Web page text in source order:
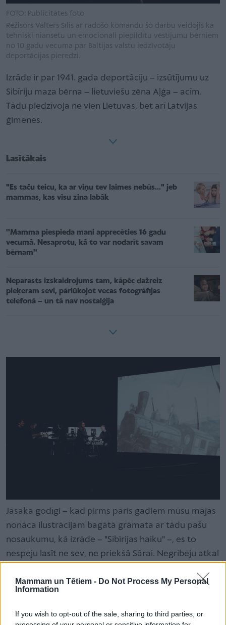
Mammam un Tētiem - Do Not Process My Personal
Information
If you wish to opt-out of the sale, sharing to third parties, or
FOTO: Publicitātes foto
Režisors Valters Sīlis ar radošo komandu šo darbu veidojis kā
tehniski niansētu un emocionāli piepildītu vēstījumu bērniem
no 10 gadu vecuma par Baltijas valstu iedzīvotāju
deportācijas pieredzi.
Izrāde ir par 1941. gada deportāciju – izsūtījumu uz
Sibīriju maza bērna – lietuviešu zēna Aļģa – acīm.
Tādu piedzīvoja ne vien Lietuvas, bet arī Latvijas
ģimenes.
Lasītākais
"Es taču teicu, ka ar viņu tev laimes nebūs..." jeb
mammas, kas visu zina labāk
''Mamma piespieda mani apprecēties 16 gadu
vecumā. Nesaprotu, kā to var nodarīt savam
bērnam''
Neparasts izskaidrojums tam, kāpēc dažreiz
pieķeram sevi, pārlūkojot vecas fotogrāfijas
telefonā – un tā nav nostalģija
Jāsaka godīgi – kad pirms pāris gadiem mūsu mājās
nonāca ilustrācijām bagātā grāmata ar tādu pašu
nosaukumu, kā izrāde – "Sibīrijas haiku" –, es to
nespēju lasīt ne sev, ne priekšā Sārai. Negribēju atkal
bija pārdzīvojumi Ukrainas dēļ.